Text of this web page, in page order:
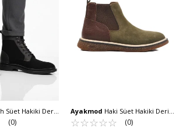
Süet Hakiki Deri
Po 2439 M
(0)
Ayakmod Haki Süet Hakiki Deri
Erkek Chelsea Bot 684016 M
☆☆☆☆☆
★★★★★ (0)